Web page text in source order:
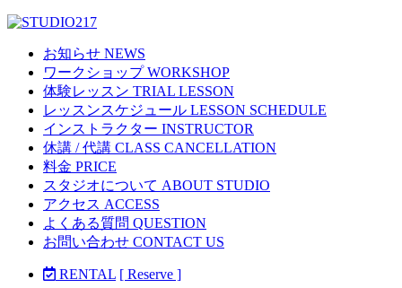
お知らせ NEWS
ワークショップ WORKSHOP
体験レッスン TRIAL LESSON
レッスンスケジュール LESSON SCHEDULE
インストラクター INSTRUCTOR
休講 / 代講 CLASS CANCELLATION
料金 PRICE
スタジオについて ABOUT STUDIO
アクセス ACCESS
よくある質問 QUESTION
お問い合わせ CONTACT US
RENTAL [ Reserve ]